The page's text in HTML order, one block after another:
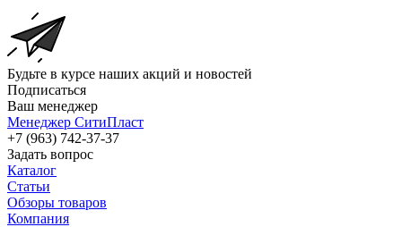
Будьте в курсе наших акций и новостей
Подписаться
Ваш менеджер
Менеджер СитиПласт
+7 (963) 742-37-37
Задать вопрос
Каталог
Статьи
Обзоры товаров
Компания